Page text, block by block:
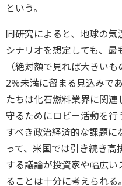
という。
同研究によると、地球の
シナリオを想定しても、
（絶対額で見れば大きい
2％未満に留まる見込みで
たちは化石燃料業界に関
守るためにロビー活動を
すべき政治経済的な課題
って、米国では引き続き
する議論が投資家や幅広
ることは十分に考えられる。